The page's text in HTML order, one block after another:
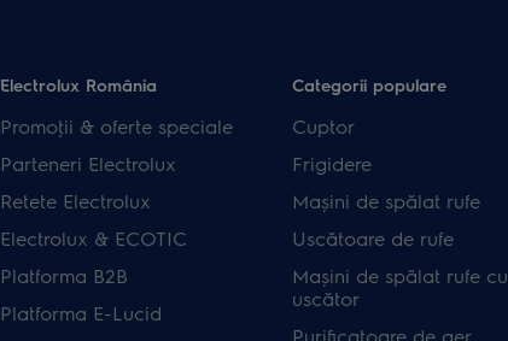
Electrolux România
Promoţii & oferte speciale
Parteneri Electrolux
Retete Electrolux
Electrolux & ECOTIC
Platforma B2B
Platforma E-Lucid
Categorii populare
Cuptor
Frigidere
Mașini de spălat rufe
Uscătoare de rufe
Mașini de spălat rufe cu
uscător
Purificatoare de aer